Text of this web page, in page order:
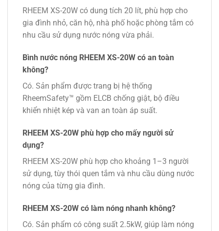
RHEEM XS-20W có dung tích 20 lít, phù hợp cho
gia đình nhỏ, căn hộ, nhà phố hoặc phòng tắm có
nhu cầu sử dụng nước nóng vừa phải.
Bình nước nóng RHEEM XS-20W có an toàn
không?
Có. Sản phẩm được trang bị hệ thống
RheemSafety™ gồm ELCB chống giật, bộ điều
khiển nhiệt kép và van an toàn áp suất.
RHEEM XS-20W phù hợp cho mấy người sử
dụng?
RHEEM XS-20W phù hợp cho khoảng 1–3 người
sử dụng, tùy thói quen tắm và nhu cầu dùng nước
nóng của từng gia đình.
RHEEM XS-20W có làm nóng nhanh không?
Có. Sản phẩm có công suất 2.5kW, giúp làm nóng